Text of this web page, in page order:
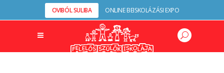
OVIBÓL SULIBA ONLINE BEISKOLÁZÁSI EXPO